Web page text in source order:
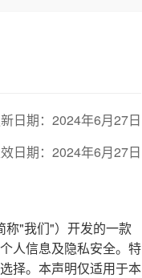
日期：2024年6月27日
日期：2024年6月27日
称"我们"）开发的一款
人信息及隐私安全。特
择。本声明仅适用于本